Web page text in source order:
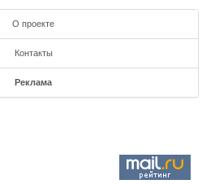
О проекте
Контакты
Реклама